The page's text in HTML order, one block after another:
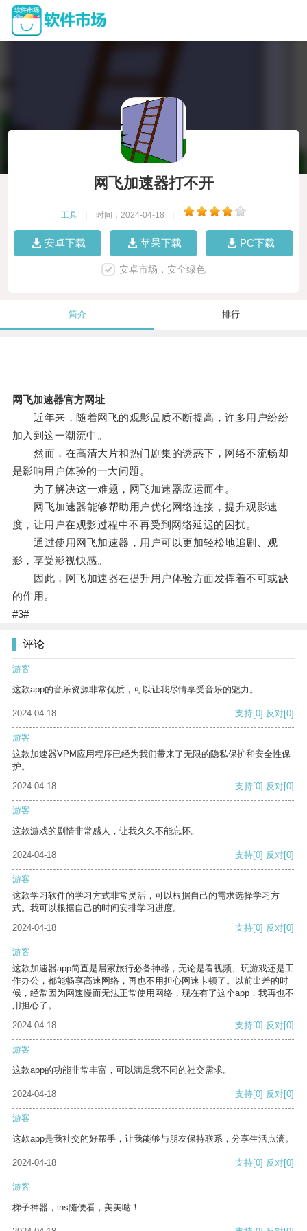
网飞加速器打不开
工具 时间：2024-04-18
安卓下载 苹果下载 PC下载
安卓市场，安全绿色
简介 排行
网飞加速器官方网址
近年来，随着网飞的观影品质不断提高，许多用户纷纷
加入到这一潮流中。
然而，在高清大片和热门剧集的诱惑下，网络不流畅却
是影响用户体验的一大问题。
为了解决这一难题，网飞加速器应运而生。
网飞加速器能够帮助用户优化网络连接，提升观影速
度，让用户在观影过程中不再受到网络延迟的困扰。
通过使用网飞加速器，用户可以更加轻松地追剧、观
影，享受影视快感。
因此，网飞加速器在提升用户体验方面发挥着不可或缺
的作用。
#3#
评论
游客
这款app的音乐资源非常优质，可以让我尽情享受音乐的魅力。
2024-04-18 支持[0] 反对[0]
游客
这款加速器VPM应用程序已经为我们带来了无限的隐私保护和安全性保
护。
2024-04-18
支持[0] 反对[0]
游客
这款游戏的剧情非常感人，让我久久不能忘怀。
2024-04-18 支持[0] 反对[0]
游客
这款学习软件的学习方式非常灵活，可以根据自己的需求选择学习方
式。我可以根据自己的时间安排学习进度。
2024-04-18
支持[0] 反对[0]
游客
这款加速器app简直是居家旅行必备神器，无论是看视频、玩游戏还是工
作办公，都能畅享高速网络，再也不用担心网速卡顿了。以前出差的时
候，经常因为网速慢而无法正常使用网络，现在有了这个app，我再也不
用担心了。
2024-04-18
支持[0] 反对[0]
游客
这款app的功能非常丰富，可以满足我不同的社交需求。
2024-04-18 支持[0] 反对[0]
游客
这款app是我社交的好帮手，让我能够与朋友保持联系，分享生活点滴。
2024-04-18 支持[0] 反对[0]
游客
梯子神器，ins随便看，美美哒！